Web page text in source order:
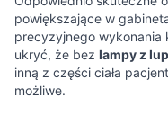
powiększające w
precyzyjnego wykonania
ukryć, że bez lampy z
inną z części ciała
możliwe.